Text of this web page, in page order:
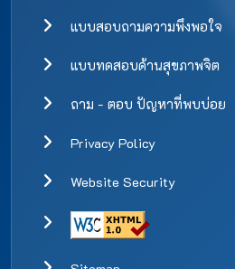
แบบสอบถามความพึงพอใจ
แบบทดสอบด้านสุขภาพจิต
ถาม - ตอบ ปัญหาที่พบบ่อย
Privacy Policy
Website Security